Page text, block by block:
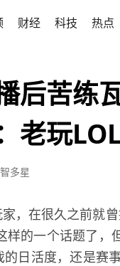
财经 科技 热点
后苦练
老玩
多星
，在很久之前就
样的一个话题了，
日活度，还是赛